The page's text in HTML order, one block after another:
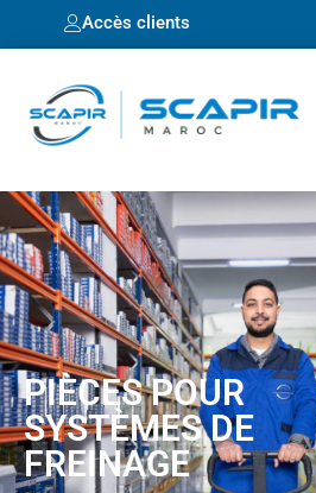
Accès clients
PIÈCES POUR
SYSTÈMES DE
FREINAGE